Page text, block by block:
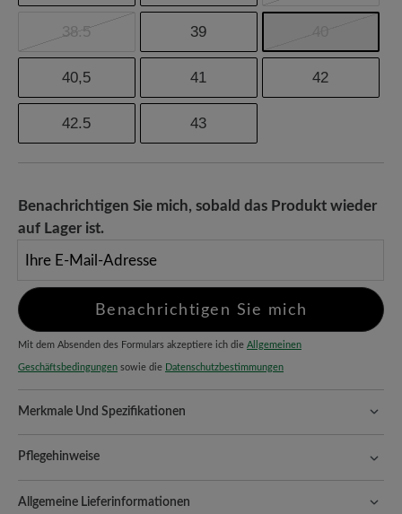
38.5 39
40,5 41 42
42.5 43
Benachrichtigen Sie mich, sobald das Produkt wieder
auf Lager ist.
Benachrichtigen Sie mich
Mit dem Absenden des Formulars akzeptiere ich die Allgemeinen
Geschäftsbedingungen sowie die Datenschutzbestimmungen
Merkmale Und Spezifikationen
Natürlich geformte Schuhe, handgefertigt hergestellt.
Qualität, die man spürt:Geschmeidige, glatte Oberfläche, die
Eleganz und Hochwertigkeit ausstrahlt. Das weiche und zugleich
Pflegehinweise
Schlüssel zu Langlebigkeit und einem gepflegten Aussehen. So
Allgemeine Lieferinformationen